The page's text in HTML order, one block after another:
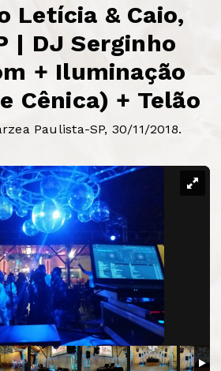
Letícia & Caio,
| DJ Serginho
+ Iluminação
Cênica) + Telão
Paulista-SP, 30/11/2018.